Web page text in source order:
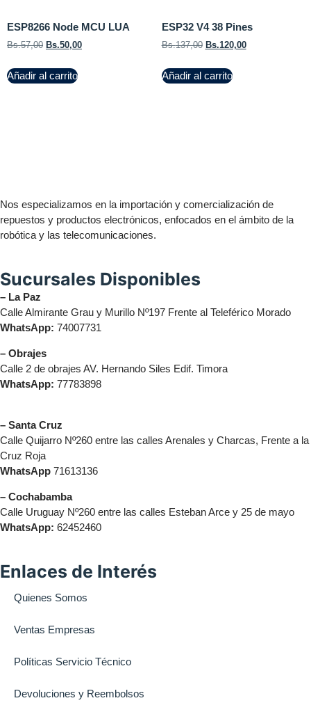
ESP8266 Node MCU LUA
Bs.57,00 Bs.50,00
Añadir al carrito
ESP32 V4 38 Pines
Bs.137,00 Bs.120,00
Añadir al carrito
Nos especializamos en la importación y comercialización de
repuestos y productos electrónicos, enfocados en el ámbito de la
robótica y las telecomunicaciones.
Sucursales Disponibles
– La Paz
Calle Almirante Grau y Murillo Nº197 Frente al Teleférico Morado
WhatsApp: 74007731
– Obrajes
Calle 2 de obrajes AV. Hernando Siles Edif. Timora
WhatsApp: 77783898
– Santa Cruz
Calle Quijarro Nº260 entre las calles Arenales y Charcas, Frente a la
Cruz Roja
WhatsApp 71613136
– Cochabamba
Calle Uruguay Nº260 entre las calles Esteban Arce y 25 de mayo
WhatsApp: 62452460
Enlaces de Interés
Quienes Somos
Ventas Empresas
Políticas Servicio Técnico
Devoluciones y Reembolsos